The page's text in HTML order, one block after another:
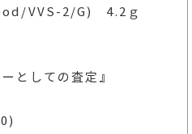
VVS-2/G) 4.2ｇ
としての査定』